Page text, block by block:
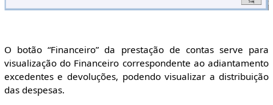
O botão “Financeiro” da prestação de contas serve para
visualização do Financeiro correspondente ao adiantamento
excedentes e devoluções, podendo visualizar a distribuição
das despesas.